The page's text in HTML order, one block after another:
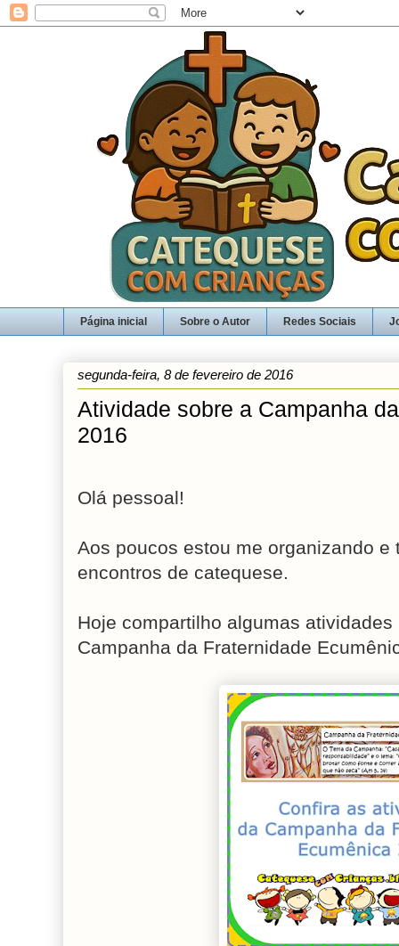
Página inicial Sobre o Autor Redes Sociais
segunda-feira, 8 de fevereiro de 2016
Atividade sobre a Campanha
2016
Olá pessoal!
Aos poucos estou me organizando
encontros de catequese.
Hoje compartilho algumas
Campanha da Fraternidade